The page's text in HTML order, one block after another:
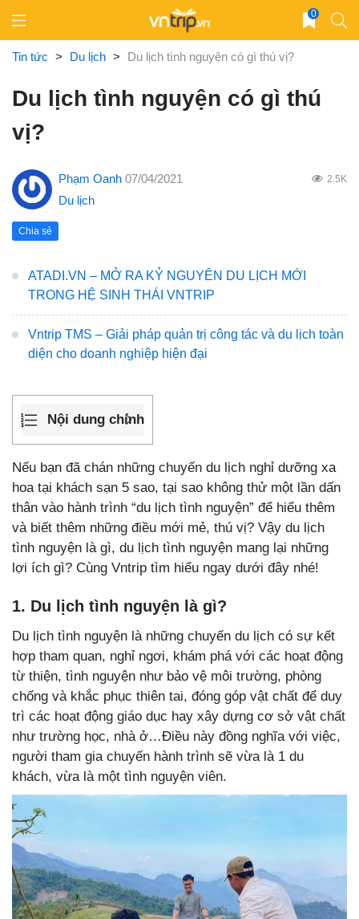
content
0
Tin tức > Du lịch > Du lịch tình nguyện có gì thú vị?
Du lịch tình nguyện có gì thú
vị?
Phạm Oanh 07/04/2021 2.5K
Du lịch
Chia sẻ
ATADI.VN – MỞ RA KỶ NGUYÊN DU LỊCH MỚI
TRONG HỆ SINH THÁI VNTRIP
Vntrip TMS – Giải pháp quản trị công tác và du lịch toàn
diện cho doanh nghiệp hiện đại
Nội dung chính
Nếu bạn đã chán những chuyến du lịch nghỉ dưỡng xa
hoa tại khách sạn 5 sao, tại sao không thử một lần dấn
thân vào hành trình “du lịch tình nguyện” để hiểu thêm
và biết thêm những điều mới mẻ, thú vị? Vậy du lịch
tình nguyện là gì, du lịch tình nguyện mang lại những
lợi ích gì? Cùng Vntrip tìm hiểu ngay dưới đây nhé!
1. Du lịch tình nguyện là gì?
Du lịch tình nguyện là những chuyến du lịch có sự kết
hợp tham quan, nghỉ ngơi, khám phá với các hoạt động
từ thiện, tình nguyện như bảo vệ môi trường, phòng
chống và khắc phục thiên tai, đóng góp vật chất để duy
trì các hoạt động giáo dục hay xây dựng cơ sở vật chất
như trường học, nhà ở…Điều này đồng nghĩa với việc,
người tham gia chuyến hành trình sẽ vừa là 1 du
khách, vừa là một tình nguyện viên.